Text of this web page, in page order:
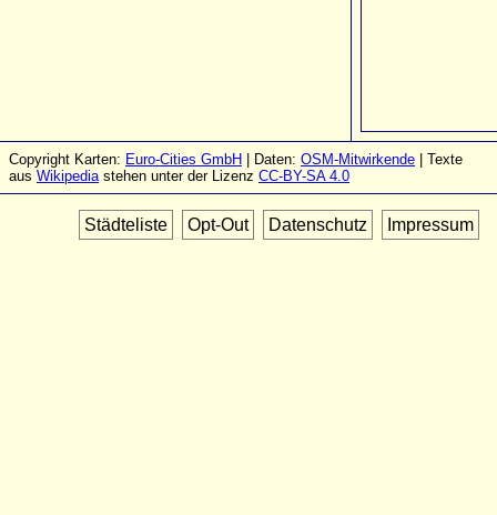
Copyright Karten: Euro-Cities GmbH | Daten: OSM-Mitwirkende | Texte
aus Wikipediastehen unter der Lizenz CC-BY-SA 4.0
Städteliste Opt-Out Datenschutz Impressum